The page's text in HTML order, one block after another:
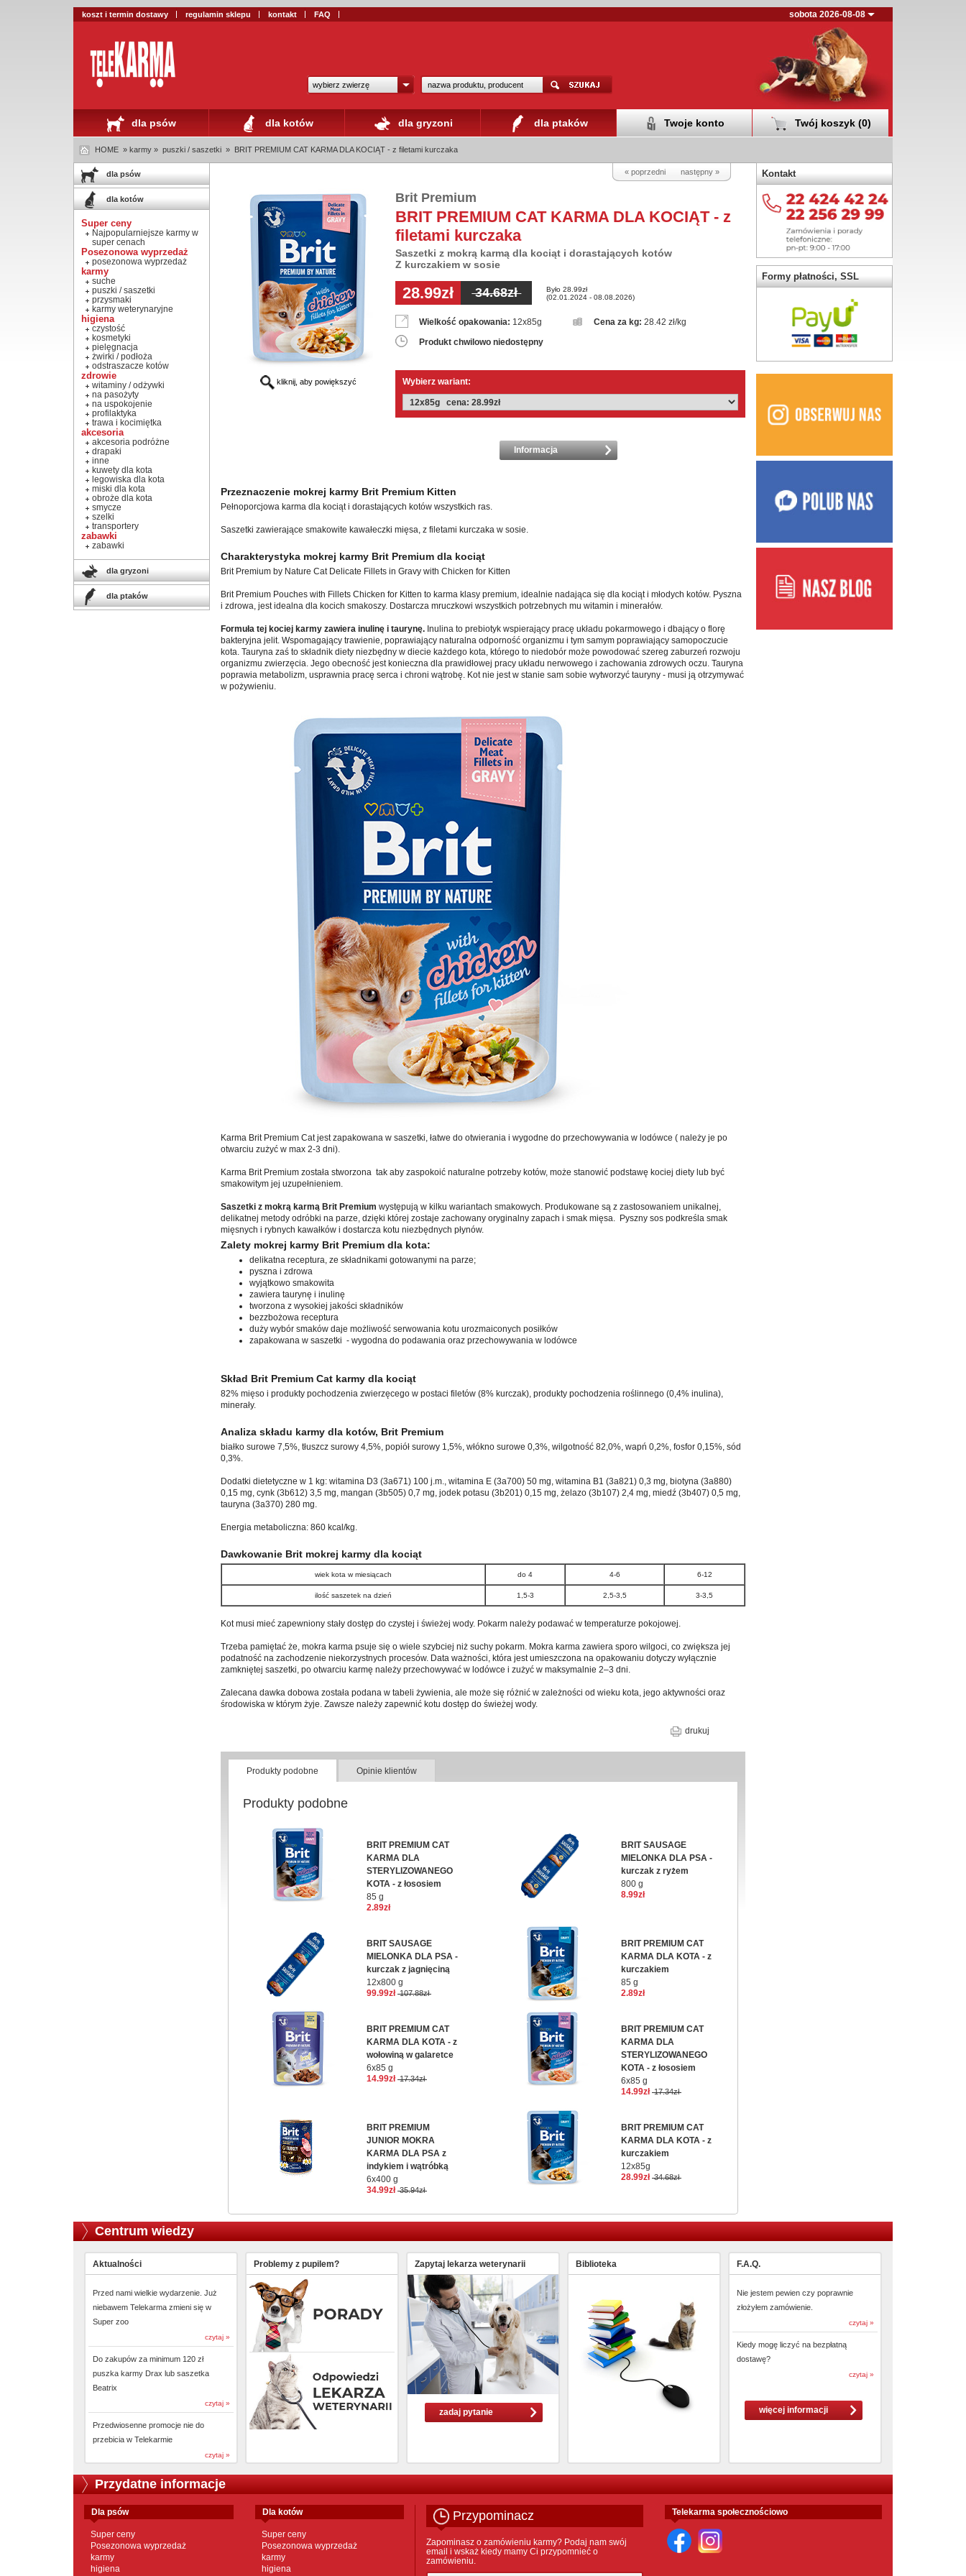
koszt i termin dostawy regulamin sklepu kontakt FAQ sobota 2026-08-08
wybierz zwierzę
dla psów dla kotów dla gryzoni dla ptaków Twoje konto Twój koszyk (0)
HOME » karmy » puszki / saszetki » BRIT PREMIUM CAT KARMA DLA KOCIĄT - z filetami kurczaka
dla psów
dla kotów
Super ceny
Najpopularniejsze karmy w
super cenach
Posezonowa wyprzedaż
posezonowa wyprzedaż
karmy
suche
puszki / saszetki
przysmaki
karmy weterynaryjne
higiena
czystość
kosmetyki
pielęgnacja
żwirki / podłoża
odstraszacze kotów
zdrowie
witaminy / odżywki
na pasożyty
na uspokojenie
profilaktyka
trawa i kocimiętka
akcesoria
akcesoria podróżne
drapaki
inne
kuwety dla kota
legowiska dla kota
miski dla kota
obroże dla kota
smycze
szelki
transportery
zabawki
zabawki
dla gryzoni
dla ptaków
« poprzedni następny »
kliknij, aby powiększyć
Brit Premium
BRIT PREMIUM CAT KARMA DLA KOCIĄT - z
filetami kurczaka
Saszetki z mokrą karmą dla kociąt i dorastających kotów
Z kurczakiem w sosie
28.99zł 34.68zł
Było 28.99zł
(02.01.2024 - 08.08.2026)
Wielkość opakowania: 12x85g Cena za kg: 28.42 zł/kg
Produkt chwilowo niedostępny
Wybierz wariant:
Informacja
Przeznaczenie mokrej karmy Brit Premium Kitten
Pełnoporcjowa karma dla kociąt i dorastających kotów wszystkich ras.
Saszetki zawierające smakowite kawałeczki mięsa, z filetami kurczaka w sosie.
Charakterystyka mokrej karmy Brit Premium dla kociąt
Brit Premium by Nature Cat Delicate Fillets in Gravy with Chicken for Kitten
Brit Premium Pouches with Fillets Chicken for Kitten to karma klasy premium, idealnie nadająca się dla kociąt i młodych kotów. Pyszna
i zdrowa, jest idealna dla kocich smakoszy. Dostarcza mruczkowi wszystkich potrzebnych mu witamin i minerałów.
Formuła tej kociej karmy zawiera inulinę i taurynę. Inulina to prebiotyk wspierający pracę układu pokarmowego i dbający o florę
bakteryjna jelit. Wspomagający trawienie, poprawiający naturalna odporność organizmu i tym samym poprawiający samopoczucie
kota. Tauryna zaś to składnik diety niezbędny w diecie każdego kota, którego to niedobór może powodować szereg zaburzeń rozwoju
organizmu zwierzęcia. Jego obecność jest konieczna dla prawidłowej pracy układu nerwowego i zachowania zdrowych oczu. Tauryna
poprawia metabolizm, usprawnia pracę serca i chroni wątrobę. Kot nie jest w stanie sam sobie wytworzyć tauryny - musi ją otrzymywać
w pożywieniu.
Karma Brit Premium Cat jest zapakowana w saszetki, łatwe do otwierania i wygodne do przechowywania w lodówce ( należy je po
otwarciu zużyć w max 2-3 dni).
Karma Brit Premium została stworzona tak aby zaspokoić naturalne potrzeby kotów, może stanowić podstawę kociej diety lub być
smakowitym jej uzupełnieniem.
Saszetki z mokrą karmą Brit Premium występują w kilku wariantach smakowych. Produkowane są z zastosowaniem unikalnej,
delikatnej metody odróbki na parze, dzięki której zostaje zachowany oryginalny zapach i smak mięsa. Pyszny sos podkreśla smak
mięsnych i rybnych kawałków i dostarcza kotu niezbędnych płynów.
Zalety mokrej karmy Brit Premium dla kota:
delikatna receptura, ze składnikami gotowanymi na parze;
pyszna i zdrowa
wyjątkowo smakowita
zawiera taurynę i inulinę
tworzona z wysokiej jakości składników
bezzbożowa receptura
duży wybór smaków daje możliwość serwowania kotu urozmaiconych posiłków
zapakowana w saszetki - wygodna do podawania oraz przechowywania w lodówce
Skład Brit Premium Cat karmy dla kociąt
82% mięso i produkty pochodzenia zwierzęcego w postaci filetów (8% kurczak), produkty pochodzenia roślinnego (0,4% inulina),
minerały.
Analiza składu karmy dla kotów, Brit Premium
białko surowe 7,5%, tłuszcz surowy 4,5%, popiół surowy 1,5%, włókno surowe 0,3%, wilgotność 82,0%, wapń 0,2%, fosfor 0,15%, sód
0,3%.
Dodatki dietetyczne w 1 kg: witamina D3 (3a671) 100 j.m., witamina E (3a700) 50 mg, witamina B1 (3a821) 0,3 mg, biotyna (3a880)
0,15 mg, cynk (3b612) 3,5 mg, mangan (3b505) 0,7 mg, jodek potasu (3b201) 0,15 mg, żelazo (3b107) 2,4 mg, miedź (3b407) 0,5 mg,
tauryna (3a370) 280 mg.
Energia metaboliczna: 860 kcal/kg.
Dawkowanie Brit mokrej karmy dla kociąt
wiek kota w miesiącach do 4 4-6 6-12
ilość saszetek na dzień 1,5-3 2,5-3,5 3-3,5
Kot musi mieć zapewniony stały dostęp do czystej i świeżej wody. Pokarm należy podawać w temperaturze pokojowej.
Trzeba pamiętać że, mokra karma psuje się o wiele szybciej niż suchy pokarm. Mokra karma zawiera sporo wilgoci, co zwiększa jej
podatność na zachodzenie niekorzystnych procesów. Data ważności, która jest umieszczona na opakowaniu dotyczy wyłącznie
zamkniętej saszetki, po otwarciu karmę należy przechowywać w lodówce i zużyć w maksymalnie 2–3 dni.
Zalecana dawka dobowa została podana w tabeli żywienia, ale może się różnić w zależności od wieku kota, jego aktywności oraz
środowiska w którym żyje. Zawsze należy zapewnić kotu dostęp do świeżej wody.
drukuj
Produkty podobne Opinie klientów
Produkty podobne
BRIT PREMIUM CAT
KARMA DLA
STERYLIZOWANEGO
KOTA - z łososiem
85 g
2.89zł
BRIT SAUSAGE
MIELONKA DLA PSA -
kurczak z ryżem
800 g
8.99zł
BRIT SAUSAGE
MIELONKA DLA PSA -
kurczak z jagnięciną
12x800 g
99.99zł 107.88zł
BRIT PREMIUM CAT
KARMA DLA KOTA - z
kurczakiem
85 g
2.89zł
BRIT PREMIUM CAT
KARMA DLA KOTA - z
wołowiną w galaretce
6x85 g
14.99zł 17.34zł
BRIT PREMIUM CAT
KARMA DLA
STERYLIZOWANEGO
KOTA - z łososiem
6x85 g
14.99zł 17.34zł
BRIT PREMIUM
JUNIOR MOKRA
KARMA DLA PSA z
indykiem i wątróbką
6x400 g
34.99zł 35.94zł
BRIT PREMIUM CAT
KARMA DLA KOTA - z
kurczakiem
12x85g
28.99zł 34.68zł
Kontakt
Formy płatności, SSL
Centrum wiedzy
Aktualności
Przed nami wielkie wydarzenie. Już
niebawem Telekarma zmieni się w
Super zoo
czytaj »
Do zakupów za minimum 120 zł
puszka karmy Drax lub saszetka
Beatrix
czytaj »
Przedwiosenne promocje nie do
przebicia w Telekarmie
czytaj »
Problemy z pupilem? Zapytaj lekarza weterynarii
zadaj pytanie
Biblioteka F.A.Q.
Nie jestem pewien czy poprawnie
złożyłem zamówienie.
czytaj »
Kiedy mogę liczyć na bezpłatną
dostawę?
czytaj »
więcej informacji
Przydatne informacje
dla psów
Super ceny
Posezonowa wyprzedaż
karmy
higiena
dla kotów
Super ceny
Posezonowa wyprzedaż
karmy
higiena
Przypominacz
Zapominasz o zamówieniu karmy? Podaj nam swój
email i wskaż kiedy mamy Ci przypomnieć o
zamówieniu.
Telekarma społecznościowo